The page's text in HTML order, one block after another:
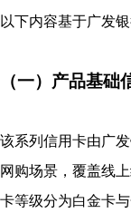
以下内容基于广发
（一）产品基础
该系列信用卡由广
网购场景，覆盖线
卡等级分为白金卡